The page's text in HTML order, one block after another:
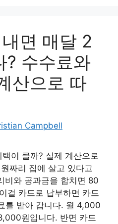
면 매달 2
? 수수료와
산으로 따
Campbell
이 클까? 실제 계산으로
짜리 집에 살고 있다고
비와 공과금을 합치면 80
걸 카드로 납부하면 카드
를 받아 갑니다. 월 4,000
원입니다. 반면 카드